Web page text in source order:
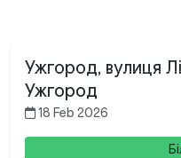
Ужгород, вулиця
Ужгород
18 Feb 2026